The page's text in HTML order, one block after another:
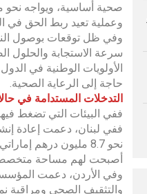
صحية أساسية، ويواجه نحو
وعملية تعيد ربط الحق في
سرعة الاستجابة والحلول
الأولويات الوطنية في
حاجة إلى الرعاية الصحية.
التدخلات المستدامة في
ففي البيئات التي تضغط
ففي لبنان، دعمت إعادة
أصبحت لهم مساحة
وفي الأردن، دعمت المؤسسة